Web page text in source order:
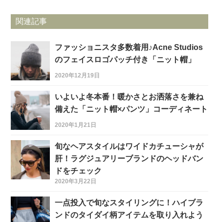
関連記事
ファッショニスタ多数着用♪Acne Studios
のフェイスロゴパッチ付き「ニット帽」
2020年12月19日
いよいよ冬本番！暖かさとお洒落さを兼ね
備えた「ニット帽×パンツ」コーディネート
2020年1月21日
旬なヘアスタイルはワイドカチューシャが
肝！ラグジュアリーブランドのヘッドバン
ドをチェック
2020年3月22日
一点投入で旬なスタイリングに！ハイブラ
ンドのタイダイ柄アイテムを取り入れよう